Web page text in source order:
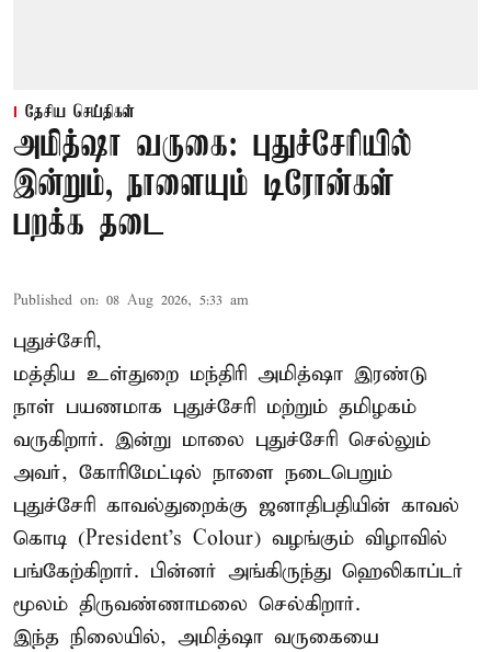
தேசிய செய்திகள்
அமித்ஷா வருகை: புதுச்சேரியில்
இன்றும், நாளையும் டிரோன்கள்
பறக்க தடை
Published on: 08 Aug 2026, 5:33 am
புதுச்சேரி,
மத்திய உள்துறை மந்திரி அமித்ஷா இரண்டு
நாள் பயணமாக புதுச்சேரி மற்றும் தமிழகம்
வருகிறார். இன்று மாலை புதுச்சேரி செல்லும்
அவர், கோரிமேட்டில் நாளை நடைபெறும்
புதுச்சேரி காவல்துறைக்கு ஜனாதிபதியின் காவல்
கொடி (President's Colour) வழங்கும் விழாவில்
பங்கேற்கிறார். பின்னர் அங்கிருந்து ஹெலிகாப்டர்
மூலம் திருவண்ணாமலை செல்கிறார்.
இந்த நிலையில், அமித்ஷா வருகையை